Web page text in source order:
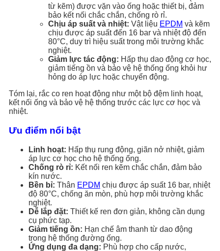
từ kẽm) được vặn vào ống hoặc thiết bị, đảm
bảo kết nối chắc chắn, chống rò rỉ.
Chịu áp suất và nhiệt: Vật liệu EPDM và kẽm
chịu được áp suất đến 16 bar và nhiệt độ đến
80°C, duy trì hiệu suất trong môi trường khắc
nghiệt.
Giảm lực tác động: Hấp thụ dao động cơ học,
giảm tiếng ồn và bảo vệ hệ thống ống khỏi hư
hỏng do áp lực hoặc chuyển động.
Tóm lại, rắc co ren hoạt động như một bộ đệm linh hoạt,
kết nối ống và bảo vệ hệ thống trước các lực cơ học và
nhiệt.
Ưu điểm nổi bật
Linh hoạt: Hấp thụ rung động, giãn nở nhiệt, giảm
áp lực cơ học cho hệ thống ống.
Chống rò rỉ: Kết nối ren kẽm chắc chắn, đảm bảo
kín nước.
Bền bỉ: Thân EPDM chịu được áp suất 16 bar, nhiệt
độ 80°C, chống ăn mòn, phù hợp môi trường khắc
nghiệt.
Dễ lắp đặt: Thiết kế ren đơn giản, không cần dụng
cụ phức tạp.
Giảm tiếng ồn: Hạn chế âm thanh từ dao động
trong hệ thống đường ống.
Ứng dụng đa dạng: Phù hợp cho cấp nước,